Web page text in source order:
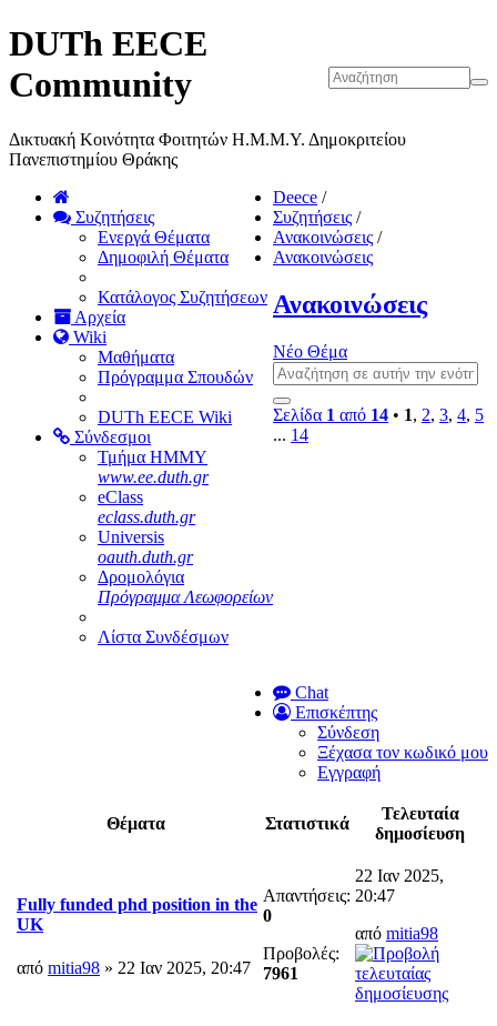
DUTh EECE
Community
Δικτυακή Κοινότητα Φοιτητών Η.Μ.Μ.Υ. Δημοκριτείου
Πανεπιστημίου Θράκης
Συζητήσεις
Ενεργά Θέματα
Δημοφιλή Θέματα
Κατάλογος Συζητήσεων
Αρχεία
Wiki
Μαθήματα
Πρόγραμμα Σπουδών
DUTh EECE Wiki
Σύνδεσμοι
Τμήμα ΗΜΜΥ
www.ee.duth.gr
eClass
eclass.duth.gr
Universis
oauth.duth.gr
Δρομολόγια
Πρόγραμμα Λεωφορείων
Λίστα Συνδέσμων
Chat
Επισκέπτης
Σύνδεση
Ξέχασα τον κωδικό μου
Εγγραφή
Deece /
Συζητήσεις /
Ανακοινώσεις /
Ανακοινώσεις
Ανακοινώσεις
Νέο Θέμα
Σελίδα 1 από 14 • 1, 2, 3, 4, 5
... 14
Θέματα Στατιστικά
Τελευταία
δημοσίευση
Fully funded phd position in the
UK
από mitia98 » 22 Ιαν 2025, 20:47
Απαντήσεις:
0
Προβολές:
7961
22 Ιαν 2025,
20:47
από mitia98